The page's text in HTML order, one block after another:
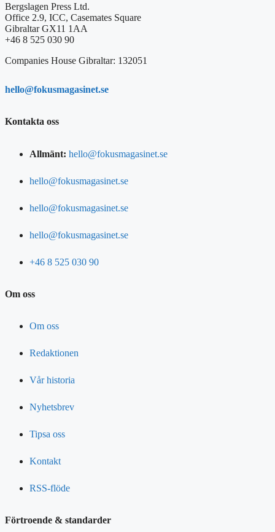
Bergslagen Press Ltd.
Office 2.9, ICC, Casemates Square
Gibraltar GX11 1AA
+46 8 525 030 90
Companies House Gibraltar: 132051
hello@fokusmagasinet.se
Kontakta oss
Allmänt: hello@fokusmagasinet.se
hello@fokusmagasinet.se
hello@fokusmagasinet.se
hello@fokusmagasinet.se
+46 8 525 030 90
Om oss
Om oss
Redaktionen
Vår historia
Nyhetsbrev
Tipsa oss
Kontakt
RSS-flöde
Förtroende & standarder